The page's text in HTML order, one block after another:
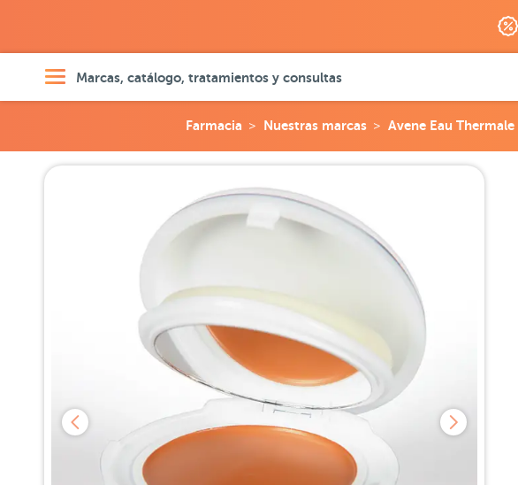
Marcas, catálogo, tratamientos y consultas
Farmacia Nuestras marcas Avene Eau Thermale